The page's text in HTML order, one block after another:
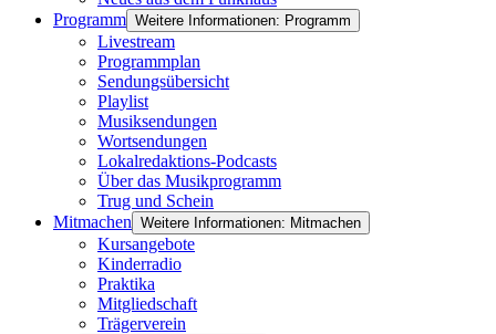
Programm Weitere Informationen: Programm
Livestream
Programmplan
Sendungsübersicht
Playlist
Musiksendungen
Wortsendungen
Lokalredaktions-Podcasts
Über das Musikprogramm
Trug und Schein
Mitmachen Weitere Informationen: Mitmachen
Kursangebote
Kinderradio
Praktika
Mitgliedschaft
Trägerverein